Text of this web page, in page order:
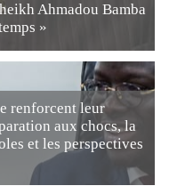
Ahmadou Bamba
»
renforcent leur
aux chocs, la
et les perspectives